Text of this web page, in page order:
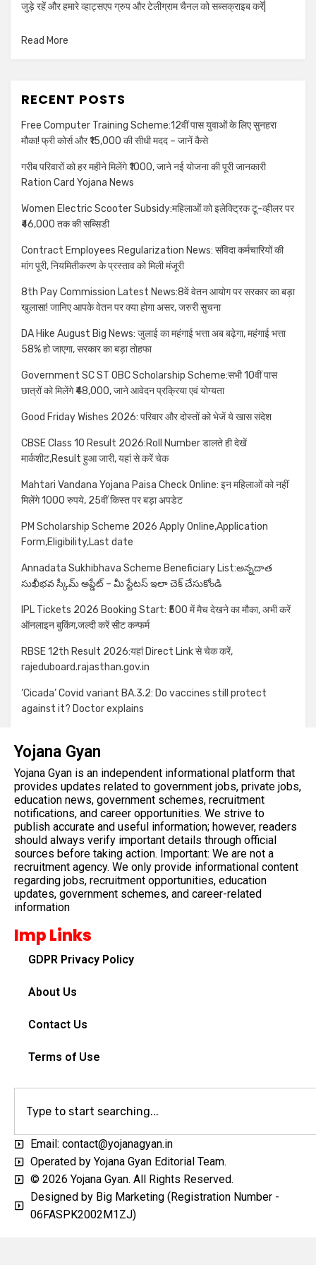
जुड़े रहें और हमारे व्हाट्सएप ग्रुप और टेलीग्राम चैनल को सब्सक्राइब करें|
Read More
RECENT POSTS
Free Computer Training Scheme:12वीं पास युवाओं के लिए सुनहरा
मौका! फ्री कोर्स और ₹15,000 की सीधी मदद – जानें कैसे
गरीब परिवारों को हर महीने मिलेंगे ₹1000, जाने नई योजना की पूरी जानकारी
Ration Card Yojana News
Women Electric Scooter Subsidy:महिलाओं को इलेक्ट्रिक टू-व्हीलर पर
₹46,000 तक की सब्सिडी
Contract Employees Regularization News: संविदा कर्मचारियों की
मांग पूरी, नियमितीकरण के प्रस्ताव को मिली मंजूरी
8th Pay Commission Latest News:8वें वेतन आयोग पर सरकार का बड़ा
खुलासा! जानिए आपके वेतन पर क्या होगा असर, जरुरी सुचना
DA Hike August Big News: जुलाई का महंगाई भत्ता अब बढ़ेगा, महंगाई भत्ता
58% हो जाएगा, सरकार का बड़ा तोहफा
Government SC ST OBC Scholarship Scheme:सभी 10वीं पास
छात्रों को मिलेंगे ₹48,000, जाने आवेदन प्रक्रिया एवं योग्यता
Good Friday Wishes 2026: परिवार और दोस्तों को भेजें ये खास संदेश
CBSE Class 10 Result 2026:Roll Number डालते ही देखें
मार्कशीट,Result हुआ जारी, यहां से करें चेक
Mahtari Vandana Yojana Paisa Check Online: इन महिलाओं को नहीं
मिलेंगे 1000 रुपये, 25वीं किस्त पर बड़ा अपडेट
PM Scholarship Scheme 2026 Apply Online,Application
Form,Eligibility,Last date
Annadata Sukhibhava Scheme Beneficiary List:అన్నదాత
సుఖీభవ స్కీమ్ అప్డేట్ – మీ స్టేటస్ ఇలా చెక్ చేసుకోండి
IPL Tickets 2026 Booking Start: ₹500 में मैच देखने का मौका, अभी करें
ऑनलाइन बुकिंग,जल्दी करें सीट कन्फर्म
RBSE 12th Result 2026:यहां Direct Link से चेक करें,
rajeduboard.rajasthan.gov.in
‘Cicada’ Covid variant BA.3.2: Do vaccines still protect
against it? Doctor explains
Yojana Gyan
Yojana Gyan is an independent informational platform that
provides updates related to government jobs, private jobs,
education news, government schemes, recruitment
notifications, and career opportunities. We strive to
publish accurate and useful information; however, readers
should always verify important details through official
sources before taking action. Important: We are not a
recruitment agency. We only provide informational content
regarding jobs, recruitment opportunities, education
updates, government schemes, and career-related
information
Imp Links
GDPR Privacy Policy
About Us
Contact Us
Terms of Use
Email: contact@yojanagyan.in
Operated by Yojana Gyan Editorial Team.
© 2026 Yojana Gyan. All Rights Reserved.
Designed by Big Marketing (Registration Number -
06FASPK2002M1ZJ)